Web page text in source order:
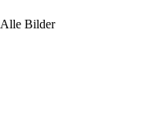
Alle Bilder